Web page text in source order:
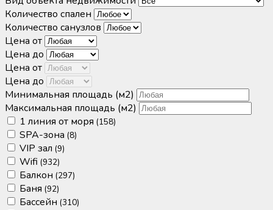
Количество спален
Количество санузлов
Цена от
Цена до
Цена от
Цена до
Минимальная площадь (м2)
Максимальная площадь (м2)
1 линия от моря (158)
SPA-зона (8)
VIP зал (9)
Wifi (932)
Балкон (297)
Баня (92)
Бассейн (310)